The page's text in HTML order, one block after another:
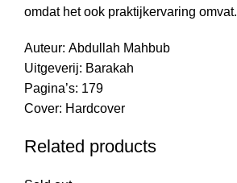
omdat het ook praktijkervaring omvat.
Auteur: Abdullah Mahbub
Uitgeverij: Barakah
Pagina’s: 179
Cover: Hardcover
Related products